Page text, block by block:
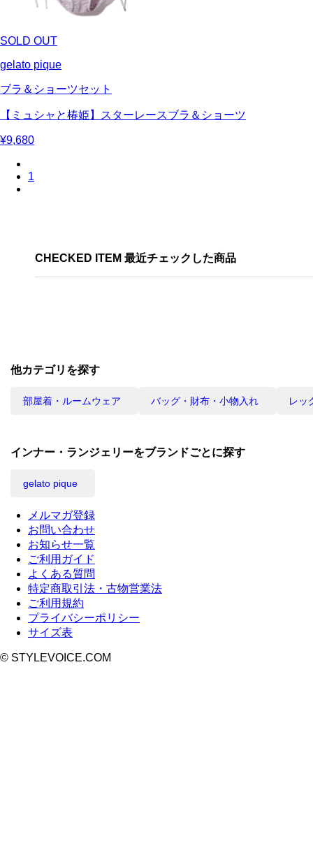
SOLD OUT
gelato pique
ブラ＆ショーツセット
【ミュシャと椿姫】スターレースブラ＆ショーツ
¥9,680
1
CHECKED ITEM 最近チェックした商品
他カテゴリを探す
部屋着・ルームウェア バッグ・財布・小物入れ レッ
インナー・ランジェリーをブランドごとに探す
gelato pique
メルマガ登録
お問い合わせ
お知らせ一覧
ご利用ガイド
よくある質問
特定商取引法・古物営業法
ご利用規約
プライバシーポリシー
サイズ表
© STYLEVOICE.COM